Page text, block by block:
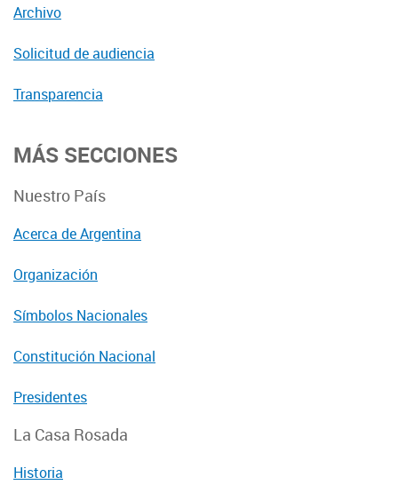
Archivo
Solicitud de audiencia
Transparencia
MÁS SECCIONES
Nuestro País
Acerca de Argentina
Organización
Símbolos Nacionales
Constitución Nacional
Presidentes
La Casa Rosada
Historia